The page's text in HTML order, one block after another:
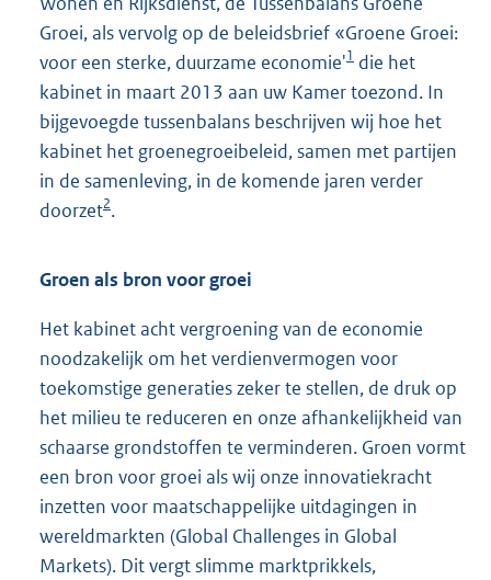
Groei, als vervolg op de beleidsbrief «Groene Groei:
voor een sterke, duurzame economie'1 die het
kabinet in maart 2013 aan uw Kamer toezond. In
bijgevoegde tussenbalans beschrijven wij hoe het
kabinet het groenegroeibeleid, samen met partijen
in de samenleving, in de komende jaren verder
doorzet2.
Groen als bron voor groei
Het kabinet acht vergroening van de economie
noodzakelijk om het verdienvermogen voor
toekomstige generaties zeker te stellen, de druk op
het milieu te reduceren en onze afhankelijkheid van
schaarse grondstoffen te verminderen. Groen vormt
een bron voor groei als wij onze innovatiekracht
inzetten voor maatschappelijke uitdagingen in
wereldmarkten (Global Challenges in Global
Markets). Dit vergt slimme marktprikkels,